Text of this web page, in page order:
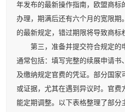
年发布的最新操作指南，欧盟商标
办理，期满后还有六个月的宽限期
的最新规定，错过期限将导致商标
第三，准备并提交符合规定的
通常包括：填写完整的续展申请书
及缴纳规定官费的凭证。部分国家
或证据，尤其在遇到异议时。官费
能定期调整。以下表格整理了部分